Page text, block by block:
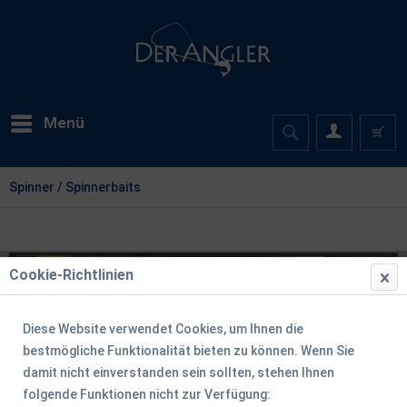
Menü
Spinner / Spinnerbaits
Cookie-Richtlinien
Diese Website verwendet Cookies, um Ihnen die
bestmögliche Funktionalität bieten zu können. Wenn Sie
damit nicht einverstanden sein sollten, stehen Ihnen
folgende Funktionen nicht zur Verfügung: